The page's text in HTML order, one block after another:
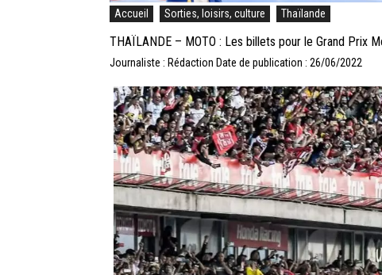
Accueil Sorties, loisirs, culture Thaïlande
THAÏLANDE – MOTO : Les billets pour le Grand Prix
Journaliste : Rédaction Date de publication : 26/06/2022